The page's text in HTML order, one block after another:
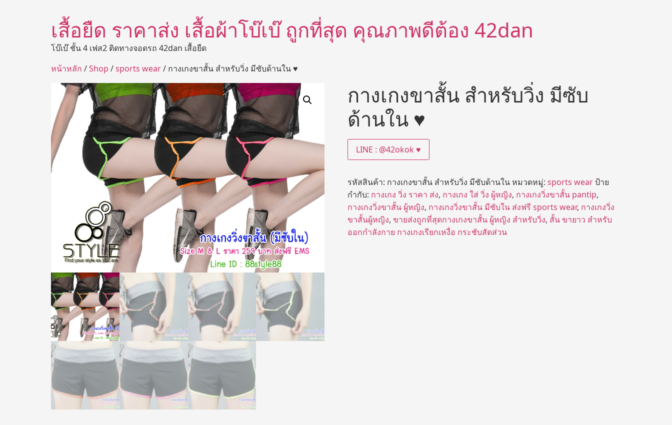
เสื้อยืด ราคาส่ง เสื้อผ้าโบ๊เบ๊ ถูกที่สุด คุณภาพดีต้อง 42dan
โบ๊เบ๊ ชั้น 4 เฟส2 ติดทางจอดรถ 42dan เสื้อยืด
หน้าหลัก /Shop /sports wear/ กางเกงขาสั้น สำหรับวิ่ง มีซับด้านใน ♥
กางเกงขาสั้น สำหรับวิ่ง มีซับ
ด้านใน ♥
LINE : @42okok ♥
รหัสสินค้า: กางเกงขาสั้น สำหรับวิ่ง มีซับด้านในหมวดหมู่: sports wearป้าย
กำกับ: กางเกง วิ่ง ราคา ส่ง, กางเกง ใส่ วิ่ง ผู้หญิง, กางเกงวิ่งขาสั้น pantip,
กางเกงวิ่งขาสั้น ผู้หญิง, กางเกงวิ่งขาสั้น มีซับใน ส่งฟรี sports wear, กางเกงวิ่ง
ขาสั้นผู้หญิง, ขายส่งถูกที่สุดกางเกงขาสั้น ผู้หญิง สำหรับวิ่ง, สั้น ขายาว สำหรับ
ออกกำลังกาย กางเกงเรียกเหงื่อ กระชับสัดส่วน